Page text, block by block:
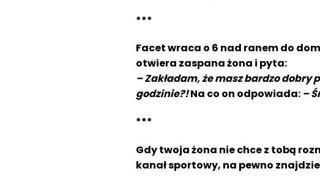
***
Facet wraca o 6 nad ranem do
otwiera zaspana żona i pyta:
– Zakładam, że masz bardzo dobry
godzinie?!Na co on odpowiada: –
***
Gdy twoja żona nie chce z tobą
kanał sportowy, na pewno